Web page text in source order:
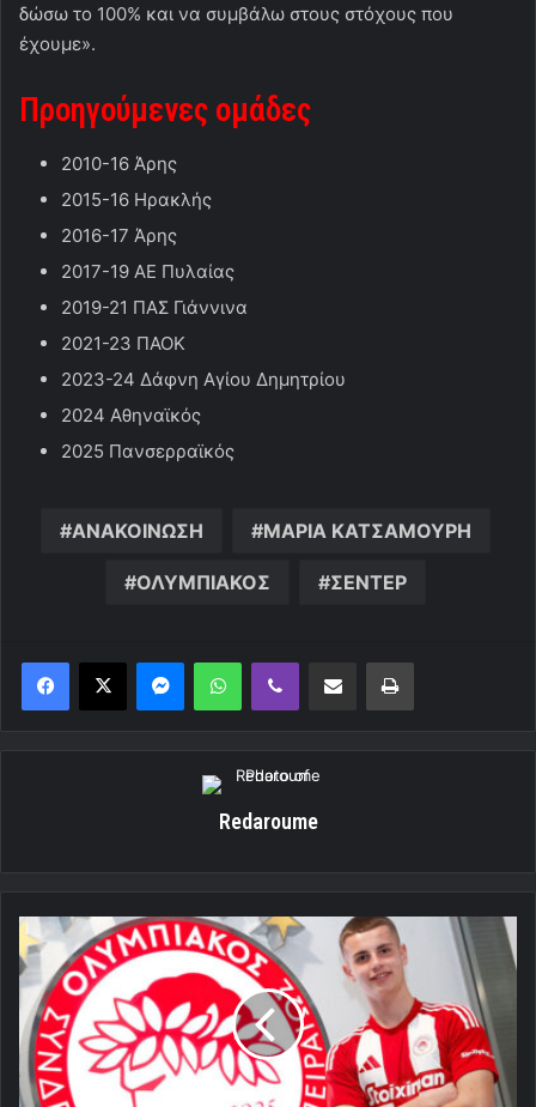
δώσω το 100% και να συμβάλω στους στόχους που
έχουμε».
Προηγούμενες ομάδες
2010-16 Άρης
2015-16 Ηρακλής
2016-17 Άρης
2017-19 ΑΕ Πυλαίας
2019-21 ΠΑΣ Γιάννινα
2021-23 ΠΑΟΚ
2023-24 Δάφνη Αγίου Δημητρίου
2024 Αθηναϊκός
2025 Πανσερραϊκός
ΑΝΑΚΟΙΝΩΣΗ ΜΑΡΙΑ ΚΑΤΣΑΜΟΥΡΗ
ΟΛΥΜΠΙΑΚΟΣ ΣΕΝΤΕΡ
MessengerWhatsAppViber Κοινοποίηση μέσω ηλεκτρονικού ταχυδρομείουΕκτύπωση
Redaroume
Tρέλα
για
Μουζακίτη!